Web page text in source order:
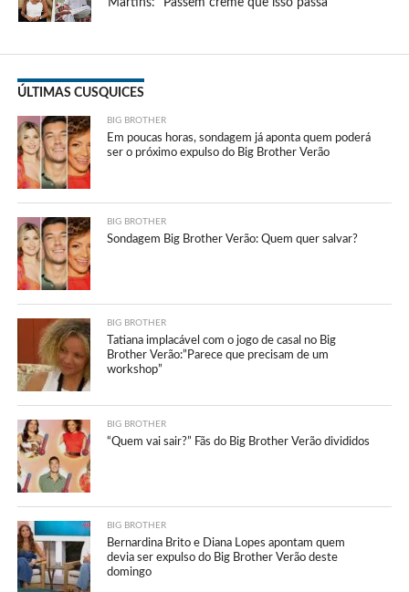
ÚLTIMAS CUSQUICES
BIG BROTHER
Em poucas horas, sondagem já aponta quem poderá
ser o próximo expulso do Big Brother Verão
BIG BROTHER
Sondagem Big Brother Verão: Quem quer salvar?
BIG BROTHER
Tatiana implacável com o jogo de casal no Big
Brother Verão:”Parece que precisam de um
workshop”
BIG BROTHER
“Quem vai sair?” Fãs do Big Brother Verão divididos
BIG BROTHER
Bernardina Brito e Diana Lopes apontam quem
devia ser expulso do Big Brother Verão deste
domingo